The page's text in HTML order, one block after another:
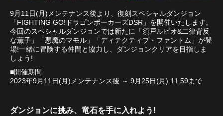
9月11日(月)メンテナンス後より、復刻スペシャルダンジョン
「FIGHTING GO!ドラゴンポーカーズDSR」を開催いたします。
今回のスペシャルダンジョンでは新たに「須戸ルピオ&二律背反
な薫子」「悪魔のマモル」「ディテクティブ・ファントム」が登
場!一緒に冒険する仲間と協力し、ダンジョンクリアを目指しま
しょう!
■開催期間
2023年9月11日(月)メンテナンス後 ～ 9月25日(月) 11:59まで
ダンジョンに挑み、竜石を手に入れよう!